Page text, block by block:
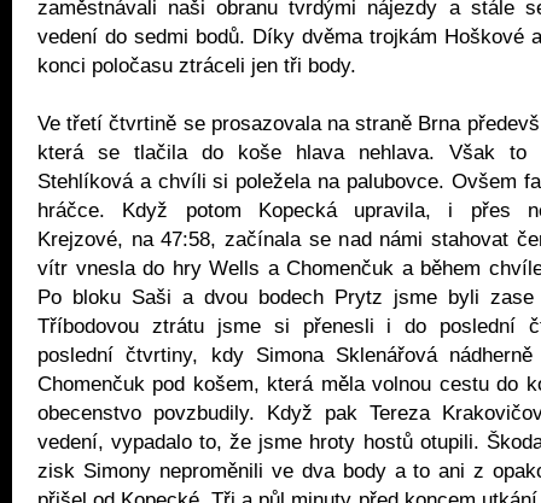
zaměstnávali naši obranu tvrdými nájezdy a stále
vedení do sedmi bodů. Díky dvěma trojkám Hoškové
konci poločasu ztráceli jen tři body.
Ve třetí čtvrtině se prosazovala na straně Brna
která se tlačila do koše hlava nehlava. Však to
Stehlíková a chvíli si poležela na palubovce. Ovšem
hráčce. Když potom Kopecká upravila, i přes
Krejzové, na 47:58, začínala se nad námi stahovat
vítr vnesla do hry Wells a Chomenčuk a během
Po bloku Saši a dvou bodech Prytz jsme byli
Tříbodovou ztrátu jsme si přenesli i do poslední
poslední čtvrtiny, kdy Simona Sklenářová
Chomenčuk pod košem, která měla volnou cestu do
obecenstvo povzbudily. Když pak Tereza
vedení, vypadalo to, že jsme hroty hostů otupili.
zisk Simony neproměnili ve dva body a to ani z